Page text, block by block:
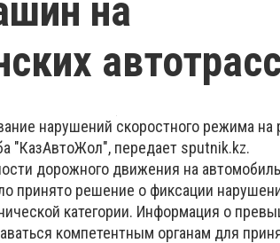
на
нарушений скоростного режима на
"КазАвтоЖол", передает sputnik.kz.
дорожного движения на
принято решение о фиксации
категории. Информация о
компетентным органам для